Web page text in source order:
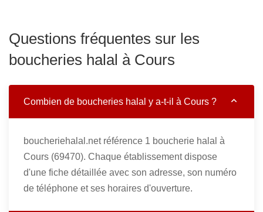
Questions fréquentes sur les
boucheries halal à Cours
Combien de boucheries halal y a-t-il à Cours ?
boucheriehalal.net référence 1 boucherie halal à
Cours (69470). Chaque établissement dispose
d'une fiche détaillée avec son adresse, son numéro
de téléphone et ses horaires d'ouverture.